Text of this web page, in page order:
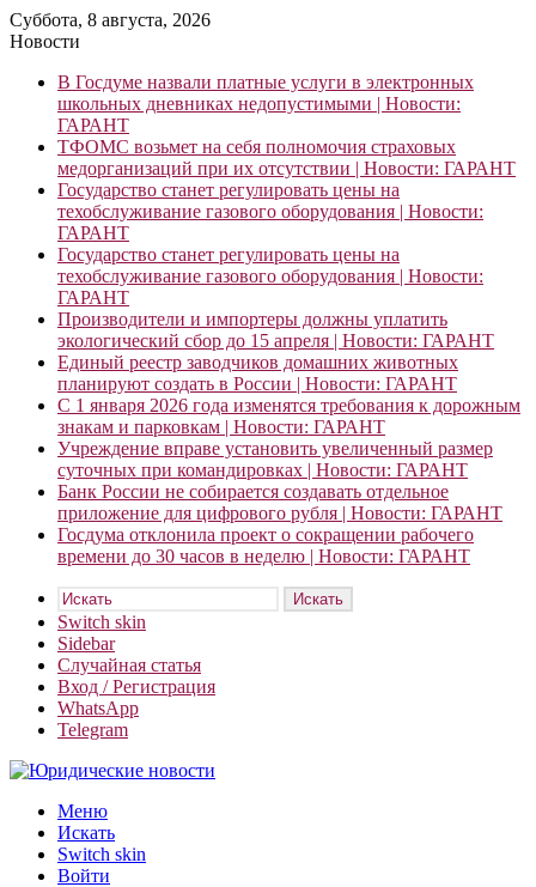
Суббота, 8 августа, 2026
Новости
В Госдуме назвали платные услуги в электронных
школьных дневниках недопустимыми | Новости:
ГАРАНТ
ТФОМС возьмет на себя полномочия страховых
медорганизаций при их отсутствии | Новости: ГАРАНТ
Государство станет регулировать цены на
техобслуживание газового оборудования | Новости:
ГАРАНТ
Государство станет регулировать цены на
техобслуживание газового оборудования | Новости:
ГАРАНТ
Производители и импортеры должны уплатить
экологический сбор до 15 апреля | Новости: ГАРАНТ
Единый реестр заводчиков домашних животных
планируют создать в России | Новости: ГАРАНТ
С 1 января 2026 года изменятся требования к дорожным
знакам и парковкам | Новости: ГАРАНТ
Учреждение вправе установить увеличенный размер
суточных при командировках | Новости: ГАРАНТ
Банк России не собирается создавать отдельное
приложение для цифрового рубля | Новости: ГАРАНТ
Госдума отклонила проект о сокращении рабочего
времени до 30 часов в неделю | Новости: ГАРАНТ
Искать
Switch skin
Sidebar
Случайная статья
Вход / Регистрация
WhatsApp
Telegram
Меню
Искать
Switch skin
Войти